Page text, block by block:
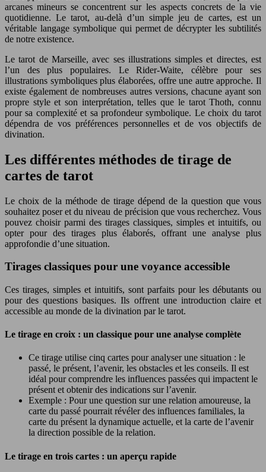
arcanes mineurs se concentrent sur les aspects concrets de la vie
quotidienne. Le tarot, au-delà d’un simple jeu de cartes, est un
véritable langage symbolique qui permet de décrypter les subtilités
de notre existence.
Le tarot de Marseille, avec ses illustrations simples et directes, est
l’un des plus populaires. Le Rider-Waite, célèbre pour ses
illustrations symboliques plus élaborées, offre une autre approche. Il
existe également de nombreuses autres versions, chacune ayant son
propre style et son interprétation, telles que le tarot Thoth, connu
pour sa complexité et sa profondeur symbolique. Le choix du tarot
dépendra de vos préférences personnelles et de vos objectifs de
divination.
Les différentes méthodes de tirage de
cartes de tarot
Le choix de la méthode de tirage dépend de la question que vous
souhaitez poser et du niveau de précision que vous recherchez. Vous
pouvez choisir parmi des tirages classiques, simples et intuitifs, ou
opter pour des tirages plus élaborés, offrant une analyse plus
approfondie d’une situation.
Tirages classiques pour une voyance accessible
Ces tirages, simples et intuitifs, sont parfaits pour les débutants ou
pour des questions basiques. Ils offrent une introduction claire et
accessible au monde de la divination par le tarot.
Le tirage en croix : un classique pour une analyse complète
Ce tirage utilise cinq cartes pour analyser une situation : le
passé, le présent, l’avenir, les obstacles et les conseils. Il est
idéal pour comprendre les influences passées qui impactent le
présent et obtenir des indications sur l’avenir.
Exemple : Pour une question sur une relation amoureuse, la
carte du passé pourrait révéler des influences familiales, la
carte du présent la dynamique actuelle, et la carte de l’avenir
la direction possible de la relation.
Le tirage en trois cartes : un aperçu rapide